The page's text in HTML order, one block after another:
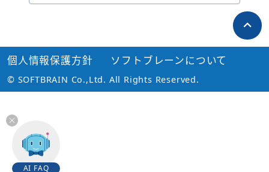
© SOFTBRAIN Co.,Ltd. All Rights Reserved.
個人情報保護方針 ソフトブレーンについて
AI FAQ